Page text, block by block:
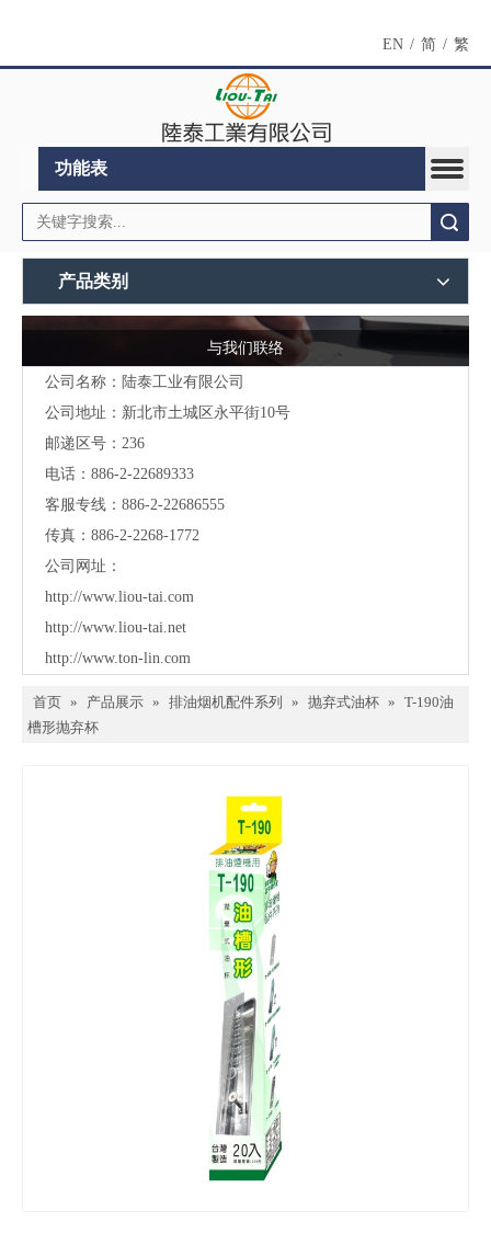
EN / 简 / 繁
功能表
产品类别
与我们联络
公司名称：陆泰工业有限公司
公司地址： 新北市土城区永平街10号
邮递区号：236
电话：886-2-22689333
客服专线：886-2-22686555
传真：886-2-2268-1772
公司网址：
http://www.liou-tai.com
http://www.liou-tai.net
http://www.ton-lin.com
首页 » 产品展示 » 排油烟机配件系列 » 抛弃式油杯 » T-190油
槽形抛弃杯